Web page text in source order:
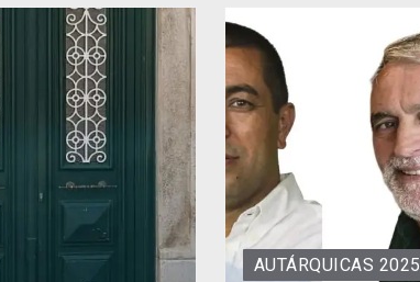
AUTÁRQUICAS 2025